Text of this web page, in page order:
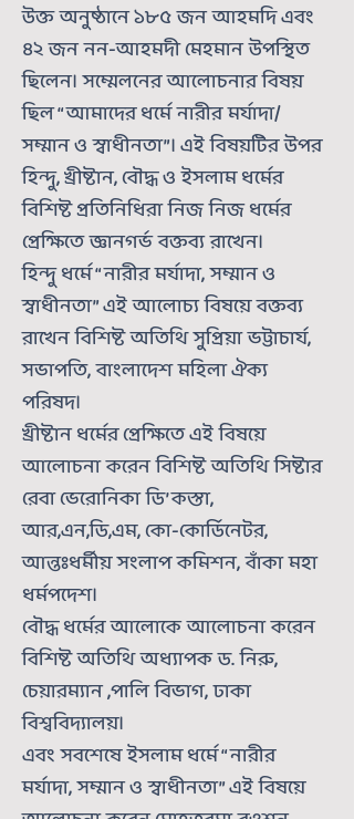
উক্ত অনুষ্ঠানে ১৮৫ জন আহমদি এবং
৪২ জন নন-আহমদী মেহমান উপস্থিত
ছিলেন। সম্মেলনের আলোচনার বিষয়
ছিল “আমাদের ধর্মে নারীর মর্যাদা/
সম্মান ও স্বাধীনতা”। এই বিষয়টির উপর
হিন্দু, খ্রীষ্টান, বৌদ্ধ‌ ও ইসলাম ধর্মের
বিশিষ্ট প্রতিনিধিরা নিজ নিজ ধর্মের
প্রেক্ষিতে জ্ঞানগর্ভ বক্তব্য রাখেন।
হিন্দু ধর্মে “নারীর মর্যাদা, সম্মান ও
স্বাধীনতা” এই আলোচ্য বিষয়ে বক্তব্য
রাখেন বিশিষ্ট অতিথি সুপ্রিয়া ভট্টাচার্য,
সভাপতি, বাংলাদেশ মহিলা ঐক্য
পরিষদ।
খ্রীষ্টান ধর্মের প্রেক্ষিতে এই বিষয়ে
আলোচনা করেন বিশিষ্ট অতিথি সিষ্টার
রেবা ভেরোনিকা ডি’কস্তা,
আর,এন,ডি,এম, কো-কোর্ডিনেটর,
আন্তঃধর্মীয় সংলাপ কমিশন, বাঁকা মহা
ধর্মপদেশ।
বৌদ্ধ ধর্মের আলোকে আলোচনা করেন
বিশিষ্ট অতিথি অধ্যাপক ড. নিরু,
চেয়ারম্যান ,পালি বিভাগ, ঢাকা
বিশ্ববিদ্যালয়।
এবং সবশেষে ইসলাম ধর্মে “নারীর
মর্যাদা, সম্মান ও স্বাধীনতা” এই বিষয়ে